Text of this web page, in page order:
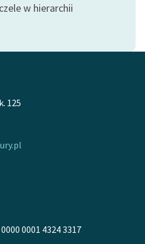
w hierarchii
125
0001 4324 3317